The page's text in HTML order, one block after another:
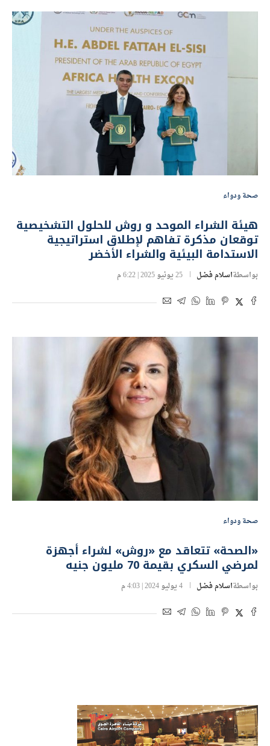
صحة ودواء
هيئة الشراء الموحد و روش للحلول التشخيصية
توقعان مذكرة تفاهم لإطلاق استراتيجية
الاستدامة البيئية والشراء الأخضر
بواسطةاسلام فضل 25 يونيو 2025 | 6:22 م
صحة ودواء
«الصحة» تتعاقد مع «روش» لشراء أجهزة
لمرضي السكري بقيمة 70 مليون جنيه
بواسطةاسلام فضل 4 يوليو 2024 | 4:03 م